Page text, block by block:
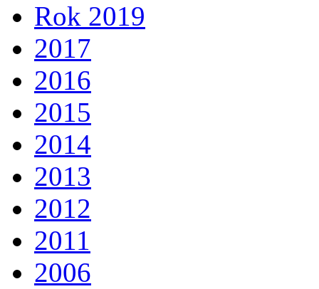
Rok 2019
2017
2016
2015
2014
2013
2012
2011
2006